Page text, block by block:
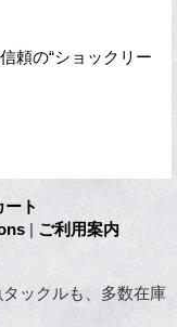
頼の“ショックリー
ト
| ご利用案内
ックルも、多数在庫